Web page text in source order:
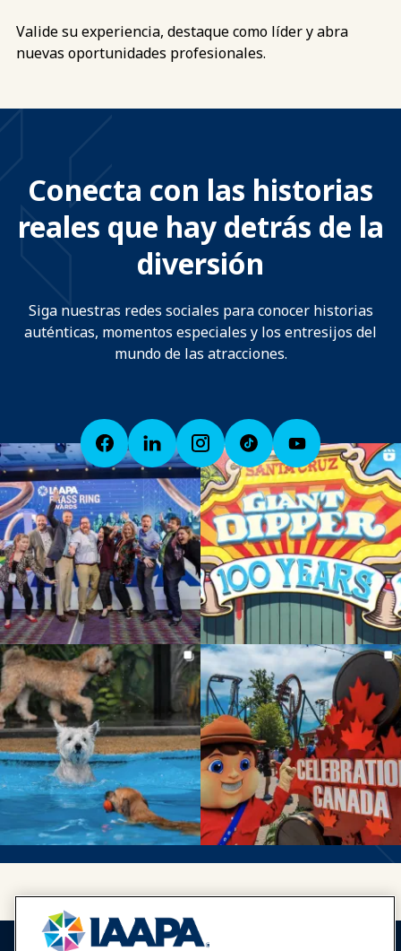
Valide su experiencia, destaque como líder y abra
nuevas oportunidades profesionales.
Conecta con las historias
reales que hay detrás de la
diversión
Siga nuestras redes sociales para conocer historias
auténticas, momentos especiales y los entresijos del
mundo de las atracciones.